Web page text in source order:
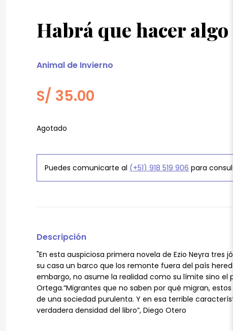
Habrá que hacer algo
Animal de Invierno
S/ 35.00
Agotado
Puedes comunicarte al (+51) 918 519 906 para
Descripción
"En esta auspiciosa primera novela de Ezio Neyra tres
su casa un barco que los remonte fuera del país
embargo, no asume la realidad como su límite sino el
Ortega.“Migrantes que no saben por qué migran, estos
de una sociedad purulenta. Y en esa terrible
verdadera densidad del libro”, Diego Otero